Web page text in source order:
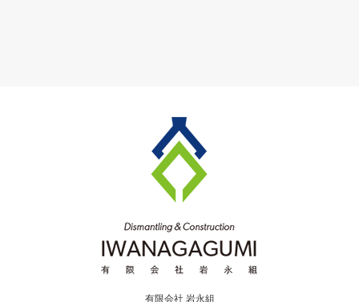
有限会社 岩永組